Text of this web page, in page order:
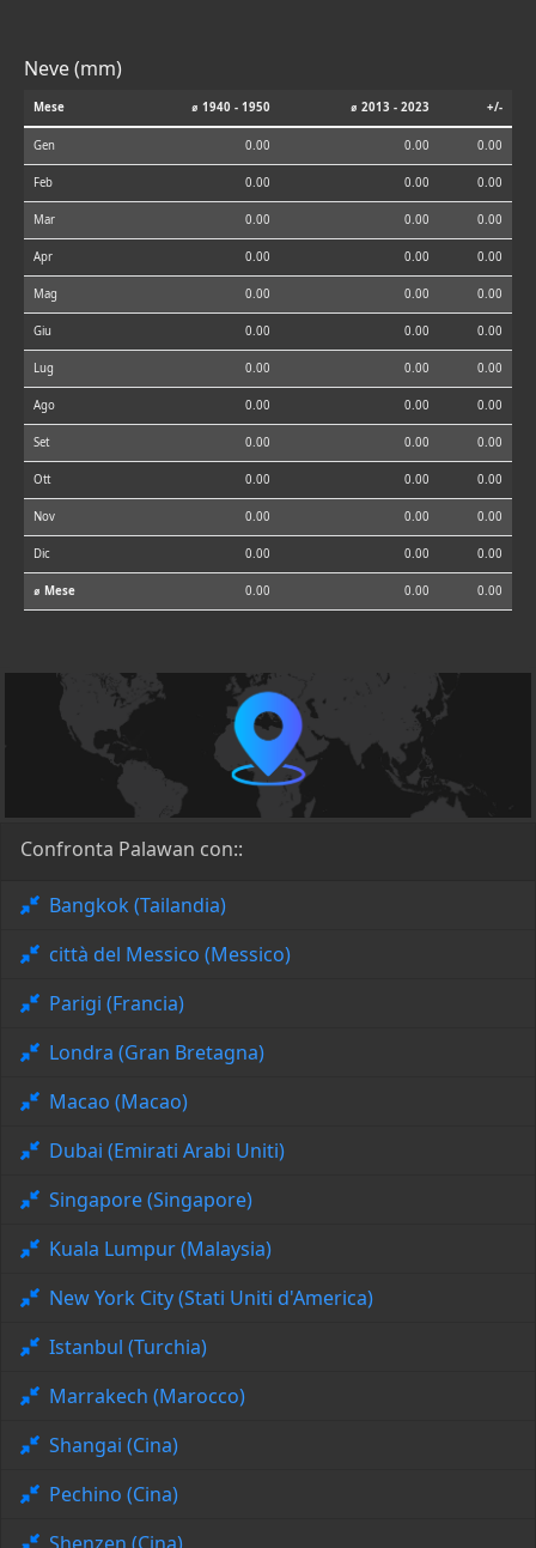
Neve (mm)
Mese ⌀ 1940 - 1950 ⌀ 2013 - 2023 +/-
Gen 0.00 0.00 0.00
Feb 0.00 0.00 0.00
Mar 0.00 0.00 0.00
Apr 0.00 0.00 0.00
Mag 0.00 0.00 0.00
Giu 0.00 0.00 0.00
Lug 0.00 0.00 0.00
Ago 0.00 0.00 0.00
Set 0.00 0.00 0.00
Ott 0.00 0.00 0.00
Nov 0.00 0.00 0.00
Dic 0.00 0.00 0.00
⌀ Mese 0.00 0.00 0.00
Confronta Palawan con::
Bangkok (Tailandia)
città del Messico (Messico)
Parigi (Francia)
Londra (Gran Bretagna)
Macao (Macao)
Dubai (Emirati Arabi Uniti)
Singapore (Singapore)
Kuala Lumpur (Malaysia)
New York City (Stati Uniti d'America)
Istanbul (Turchia)
Marrakech (Marocco)
Shangai (Cina)
Pechino (Cina)